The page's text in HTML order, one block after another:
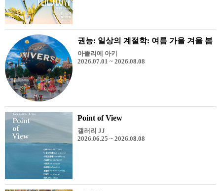
권능: 일상의 계절학: 여름 가을 겨울 봄
아뜰리에 아키
2026.07.01 ~ 2026.08.08
Point of View
갤러리 JJ
2026.06.25 ~ 2026.08.08